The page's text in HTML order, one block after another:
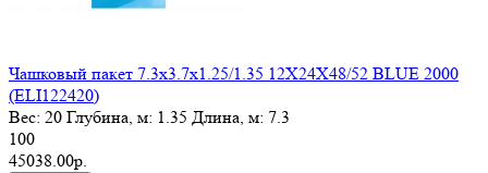
Чашковый пакет 7.3х3.7х1.25/1.35 12X24X48/52 BLUE 2000
(ELI122420)
Вес: 20 Глубина, м: 1.35 Длина, м: 7.3
100
45038.00р.